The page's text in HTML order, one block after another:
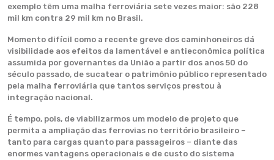
exemplo têm uma malha ferroviária sete vezes maior: são 228
mil km contra 29 mil km no Brasil.
Momento difícil como a recente greve dos caminhoneiros dá
visibilidade aos efeitos da lamentável e antieconômica política
assumida por governantes da União a partir dos anos 50 do
século passado, de sucatear o patrimônio público representado
pela malha ferroviária que tantos serviços prestou à
integração nacional.
É tempo, pois, de viabilizarmos um modelo de projeto que
permita a ampliação das ferrovias no território brasileiro –
tanto para cargas quanto para passageiros – diante das
enormes vantagens operacionais e de custo do sistema